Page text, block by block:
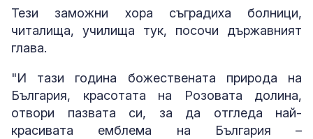
Тези заможни хора съградиха болници,
читалища, училища тук, посочи държавният
глава.
"И тази година божествената природа на
България, красотата на Розовата долина,
отвори пазвата си, за да отгледа най-
красивата емблема на България –